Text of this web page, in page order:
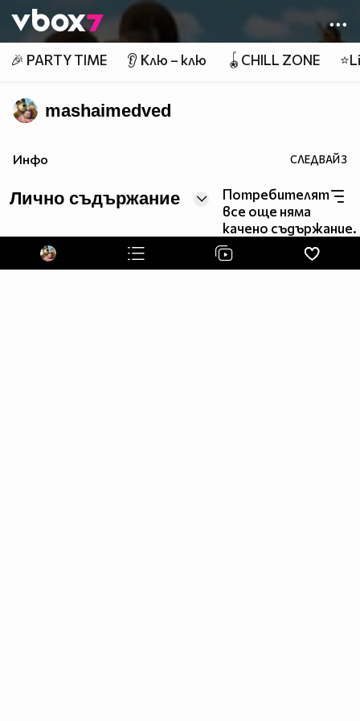
👾
🎉 PARTY TIME 👂 Клю – клю 🪀CHILL ZONE
mashaimedved
Инфо СЛЕДВАЙ3
Лично съдържание
Потребителят
все още няма
качено съдържание.